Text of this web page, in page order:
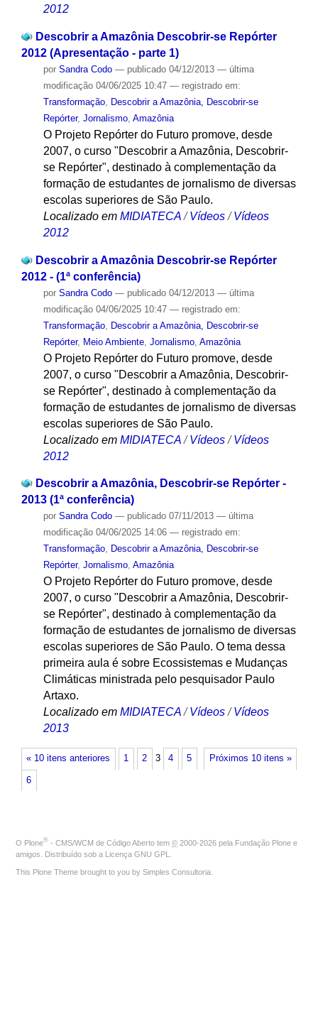
2012
Descobrir a Amazônia Descobrir-se Repórter
2012 (Apresentação - parte 1)
por Sandra Codo — publicado04/12/2013 — última
modificação04/06/2025 10:47 — registrado em:
Transformação,
Descobrir a Amazônia, Descobrir-se
Repórter, Jornalismo, Amazônia
O Projeto Repórter do Futuro promove, desde
2007, o curso "Descobrir a Amazônia, Descobrir-
se Repórter", destinado à complementação da
formação de estudantes de jornalismo de diversas
escolas superiores de São Paulo.
Localizado em MIDIATECA /Vídeos /Vídeos
2012
Descobrir a Amazônia Descobrir-se Repórter
2012 - (1ª conferência)
por Sandra Codo — publicado04/12/2013 — última
modificação04/06/2025 10:47 — registrado em:
Transformação, Descobrir a Amazônia, Descobrir-se
Repórter, Meio Ambiente, Jornalismo, Amazônia
O Projeto Repórter do Futuro promove, desde
2007, o curso "Descobrir a Amazônia, Descobrir-
se Repórter", destinado à complementação da
formação de estudantes de jornalismo de diversas
escolas superiores de São Paulo.
Localizado em MIDIATECA /Vídeos /Vídeos
2012
Descobrir a Amazônia, Descobrir-se Repórter -
2013 (1ª conferência)
por Sandra Codo — publicado07/11/2013 — última
modificação04/06/2025 14:06 — registrado em:
Transformação, Descobrir a Amazônia, Descobrir-se
Repórter, Jornalismo, Amazônia
O Projeto Repórter do Futuro promove, desde
2007, o curso "Descobrir a Amazônia, Descobrir-
se Repórter", destinado à complementação da
formação de estudantes de jornalismo de diversas
escolas superiores de São Paulo. O tema dessa
primeira aula é sobre Ecossistemas e Mudanças
Climáticas ministrada pelo pesquisador Paulo
Artaxo.
Localizado em MIDIATECA /Vídeos /Vídeos
2013
« 10 itens anteriores Próximos 10 itens »
1 2 3 4 5
6
O Plone® - CMS/WCM de Código Aberto tem © 2000-2026 pela Fundação Plone e
amigos. Distribuído sob a Licença GNU GPL
This Plone Theme brought to you by Simples Consultoria